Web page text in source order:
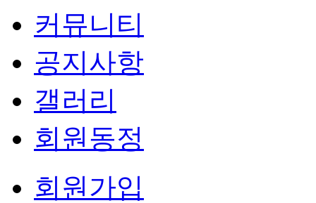
커뮤니티
공지사항
갤러리
회원동정
회원가입